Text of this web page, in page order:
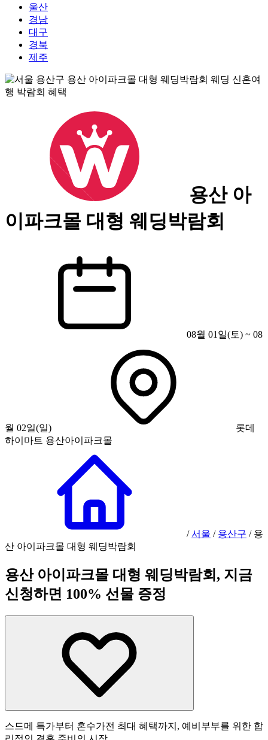
울산
경남
대구
경북
제주
용산 아
이파크몰 대형 웨딩박람회
08월 01일(토) ~ 08
월 02일(일)
롯데
하이마트 용산아이파크몰
/ 서울 / 용산구 / 용
산 아이파크몰 대형 웨딩박람회
용산 아이파크몰 대형 웨딩박람회, 지금
신청하면 100% 선물 증정
스드메 특가부터 혼수가전 최대 혜택까지, 예비부부를 위한 합